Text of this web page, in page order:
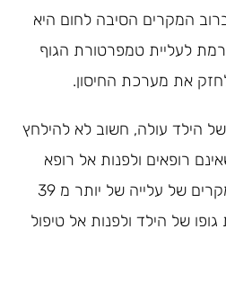
המקרים הסיבה לחום היא
לעליית טמפרטורת הגוף
את מערכת החיסון.
הילד עולה, חשוב לא להילחץ
רופאים ולפנות אל רופא
הילדים לאבחון וטיפול. במקרים של עלייה של יותר מ 39
של הילד ולפנות אל טיפול